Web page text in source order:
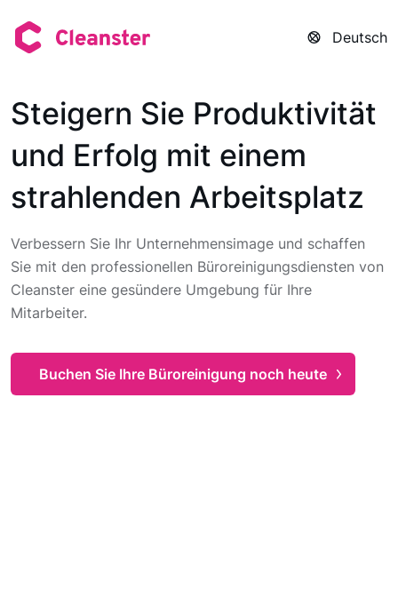
Deutsch
Steigern Sie Produktivität
und Erfolg mit einem
strahlenden Arbeitsplatz
Verbessern Sie Ihr Unternehmensimage und schaffen
Sie mit den professionellen Büroreinigungsdiensten von
Cleanster eine gesündere Umgebung für Ihre
Mitarbeiter.
Buchen Sie Ihre Büroreinigung noch heute